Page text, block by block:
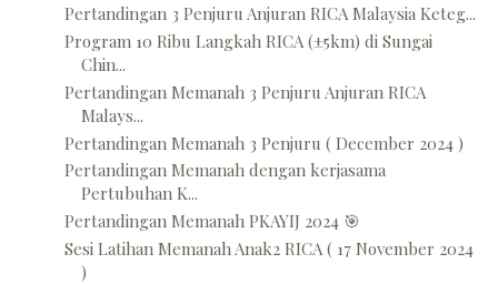
Pertandingan 3 Penjuru Anjuran RICA Malaysia Keteg...
Program 10 Ribu Langkah RICA (±5km) di Sungai
Chin...
Pertandingan Memanah 3 Penjuru Anjuran RICA
Malays...
Pertandingan Memanah 3 Penjuru ( December 2024 )
Pertandingan Memanah dengan kerjasama
Pertubuhan K...
Pertandingan Memanah PKAYIJ 2024 🎯
Sesi Latihan Memanah Anak2 RICA ( 17 November 2024
)